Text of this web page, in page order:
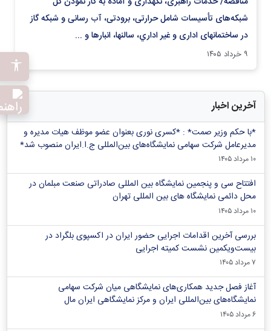
شبکه‌های تأسيسات شامل حرارتی، برودتی، آب رسانی و شبكه گاز
در ساختمانهای اداری و غير اداري، سالنها، انبارها و ...
۹ خرداد ۱۴۰۵
آخرین اخبار
*با حکم وزیر صمت* : *کسری نوری بعنوان عضو موظف هیات مدیره و
مدیرعامل شرکت سهامی نمایشگاه‌های بین‌المللی ج.ا.ایران منصوب شد*
۱۰ مرداد ۱۴۰۵
افتتاح سی و پنجمین نمایشگاه بین المللی صادراتی صنعت مبلمان در
محل دائمی نمایشگاه های بین المللی تهران
۱۰ مرداد ۱۴۰۵
بررسی آخرین اقدامات اجرایی حضور ایران در اکسپوی بلگراد در
بیست‌ویکمین نشست کمیته اجرایی
۷ مرداد ۱۴۰۵
آغاز فصل جدید همکاری‌های نمایشگاهی میان شرکت سهامی
نمایشگاه‌های بین‌المللی ایران و مرکز نمایشگاهی ایران‌ مال
۶ مرداد ۱۴۰۵